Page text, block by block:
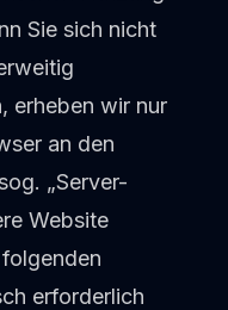
Sie sich nicht
erheben wir nur
an den
„Server-
Website
erforderlich